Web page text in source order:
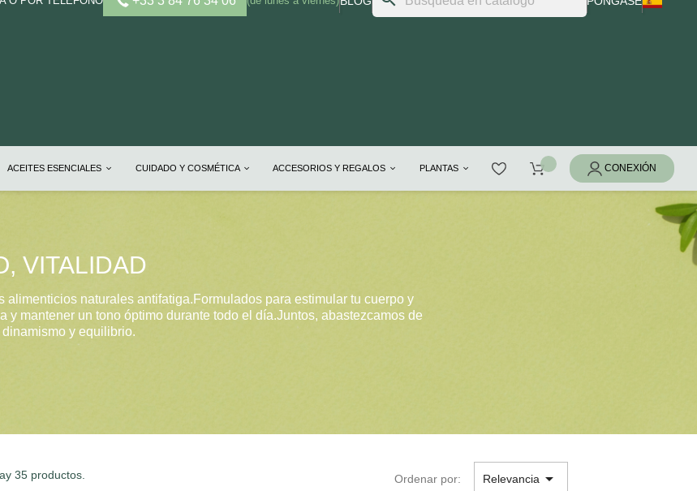
ACEITES ESENCIALES CUIDADO Y COSMÉTICA ACCESORIOS Y REGALOS PLANTAS
VITALIDAD
naturales antifatiga.Formulados para estimular tu cuerpo y
y mantener un tono óptimo durante todo el día.Juntos, abastezcamos de
y equilibrio.
35 productos. Ordenar por: Relevancia